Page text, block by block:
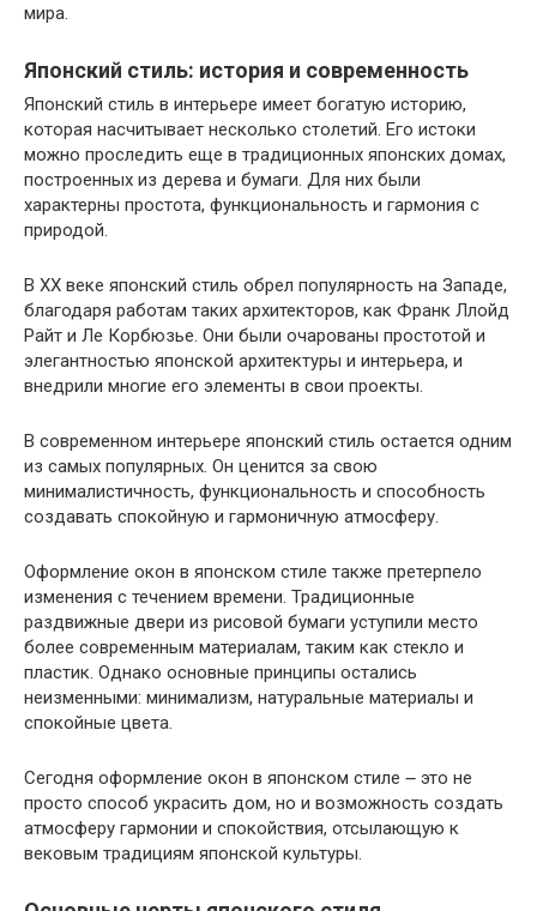
мира.
Японский стиль: история и современность
Японский стиль в интерьере имеет богатую историю,
которая насчитывает несколько столетий. Его истоки
можно проследить еще в традиционных японских домах,
построенных из дерева и бумаги. Для них были
характерны простота, функциональность и гармония с
природой.
В ХХ веке японский стиль обрел популярность на Западе,
благодаря работам таких архитекторов, как Франк Ллойд
Райт и Ле Корбюзье. Они были очарованы простотой и
элегантностью японской архитектуры и интерьера, и
внедрили многие его элементы в свои проекты.
В современном интерьере японский стиль остается одним
из самых популярных. Он ценится за свою
минималистичность, функциональность и способность
создавать спокойную и гармоничную атмосферу.
Оформление окон в японском стиле также претерпело
изменения с течением времени. Традиционные
раздвижные двери из рисовой бумаги уступили место
более современным материалам, таким как стекло и
пластик. Однако основные принципы остались
неизменными: минимализм, натуральные материалы и
спокойные цвета.
Сегодня оформление окон в японском стиле ౼ это не
просто способ украсить дом, но и возможность создать
атмосферу гармонии и спокойствия, отсылающую к
вековым традициям японской культуры.